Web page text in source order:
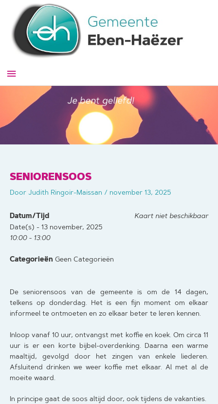
inhoud
Hoofdmenu
SENIORENSOOS
Door Judith Ringoir-Maissan / november 13, 2025
Kaart niet beschikbaar
Datum/Tijd
Date(s) - 13 november, 2025
10:00 - 13:00
Categorieën Geen Categorieën
De seniorensoos van de gemeente is om de 14 dagen,
telkens op donderdag. Het is een fijn moment om elkaar
informeel te ontmoeten en zo elkaar beter te leren kennen.
Inloop vanaf 10 uur, ontvangst met koffie en koek. Om circa 11
uur is er een korte bijbel-overdenking. Daarna een warme
maaltijd, gevolgd door het zingen van enkele liederen.
Afsluitend drinken we weer koffie met elkaar. Al met al de
moeite waard.
In principe gaat de soos altijd door, ook tijdens de vakanties.